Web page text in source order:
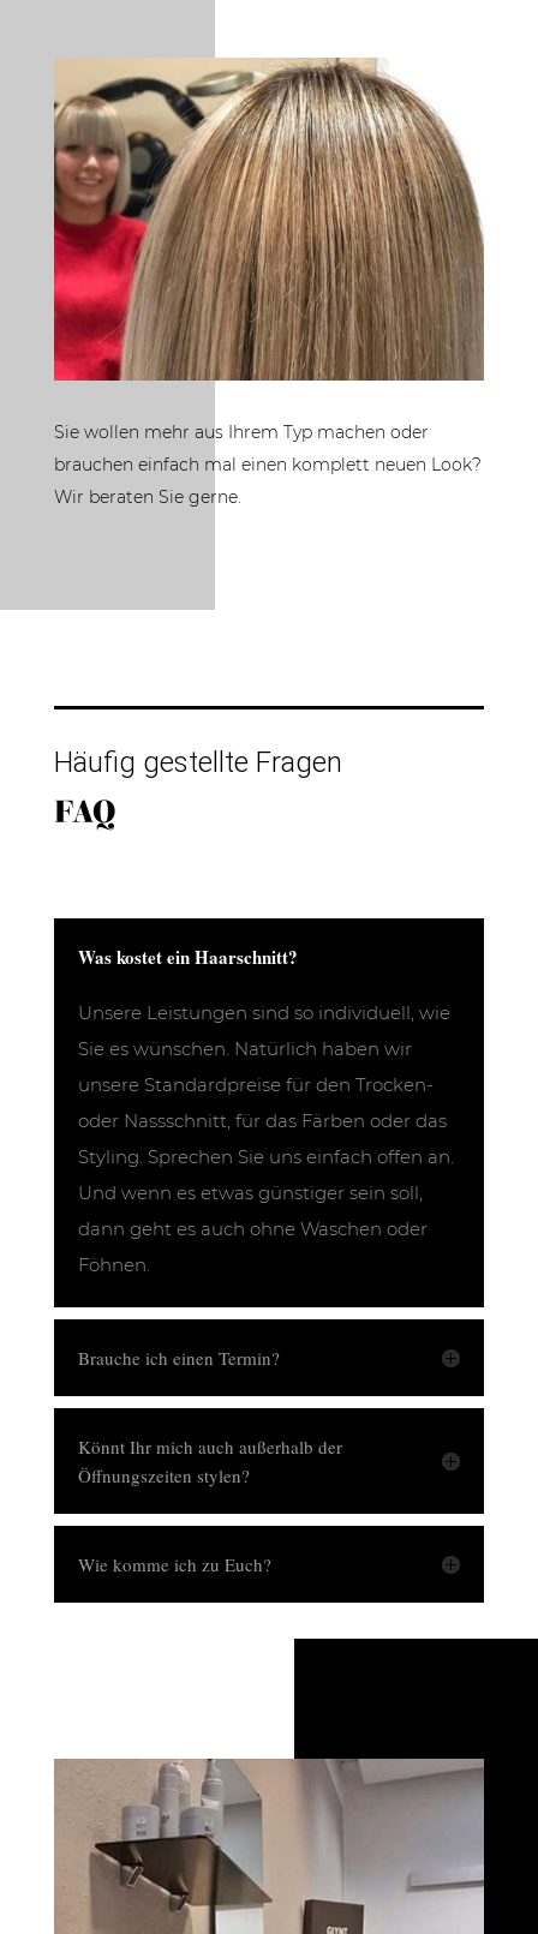
Sie wollen mehr aus Ihrem Typ machen oder
brauchen einfach mal einen komplett neuen Look?
Wir beraten Sie gerne.
Häufig gestellte Fragen
FAQ
Was kostet ein Haarschnitt?
Unsere Leistungen sind so individuell, wie
Sie es wünschen. Natürlich haben wir
unsere Standardpreise für den Trocken-
oder Nassschnitt, für das Färben oder das
Styling. Sprechen Sie uns einfach offen an.
Und wenn es etwas günstiger sein soll,
dann geht es auch ohne Waschen oder
Föhnen.
Brauche ich einen Termin?
Könnt Ihr mich auch außerhalb der
Öffnungszeiten stylen?
Wie komme ich zu Euch?